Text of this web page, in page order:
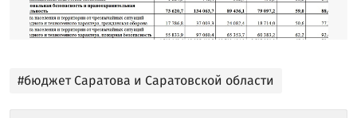
#бюджет Саратова и Саратовской области